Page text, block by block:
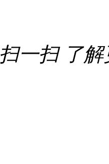
扫一扫 了解